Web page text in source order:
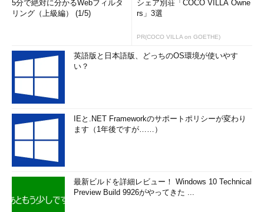
5分で絶対に分かるWebフィルタ
リング（上級編） (1/5)
シェア別荘「COCO VILLA Owne
rs」3選
PR(COCO VILLA on GOETHE)
英語版と日本語版、どっちのOS環境が使いやす
い？
IEと.NET Frameworkのサポートポリシーが変わり
ます（1年後ですが……）
最新ビルドを詳細レビュー！ Windows 10 Technical
Preview Build 9926がやってきた ...